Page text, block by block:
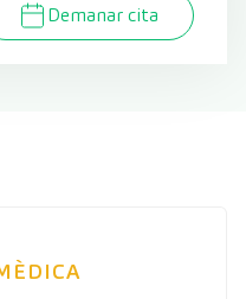
Demanar cita